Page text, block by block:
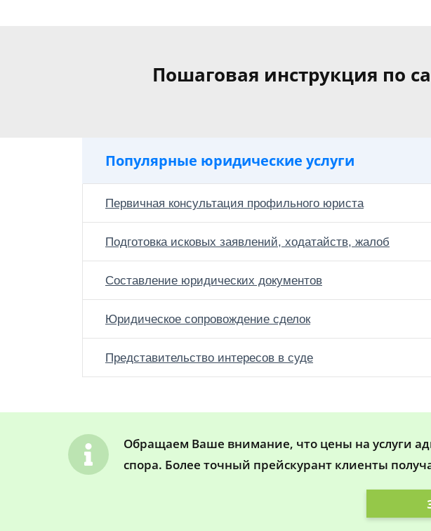
Пошаговая инструкция по
Популярные юридические услуги
Первичная консультация профильного юриста
Подготовка исковых заявлений, ходатайств, жалоб
Составление юридических документов
Юридическое сопровождение сделок
Представительство интересов в суде
Обращаем Ваше внимание, что цены на услуги
спора. Более точный прейскурант клиенты